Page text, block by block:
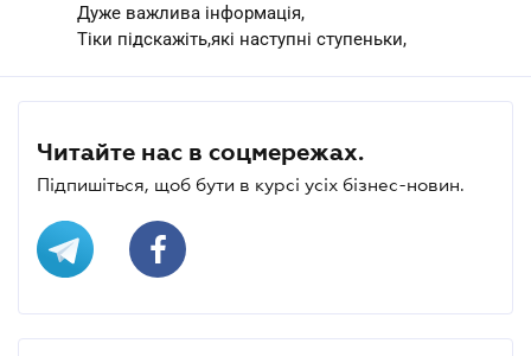
Дуже важлива інформація,
Тіки підскажіть,які наступні ступеньки,
Читайте нас в соцмережах.
Підпишіться, щоб бути в курсі усіх бізнес-новин.